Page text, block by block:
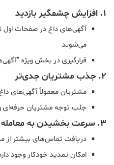
۱. افزایش چشمگیر بازدید
آگهی‌های داغ در صفحات اول
می‌شوند
قرارگیری در بخش ویژه
۲. جذب مشتریان جدی‌تر
مشتریان معمولاً آگهی‌های
جلب توجه مشتریان حرفه‌ای
۳. سرعت بخشیدن به معامله
دریافت تماس‌های بیشتر از
امکان تمدید خودکار وجود